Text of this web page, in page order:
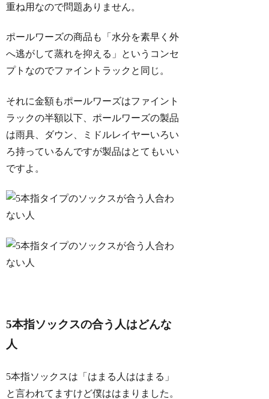
重ね用なので問題ありません。
ポールワーズの商品も「水分を素早く外
へ逃がして蒸れを抑える」というコンセ
プトなのでファイントラックと同じ。
それに金額もポールワーズはファイント
ラックの半額以下、ポールワーズの製品
は雨具、ダウン、ミドルレイヤーいろい
ろ持っているんですが製品はとてもいい
ですよ。
5本指ソックスの合う人はどんな
人
5本指ソックスは「はまる人ははまる」
と言われてますけど僕ははまりました。